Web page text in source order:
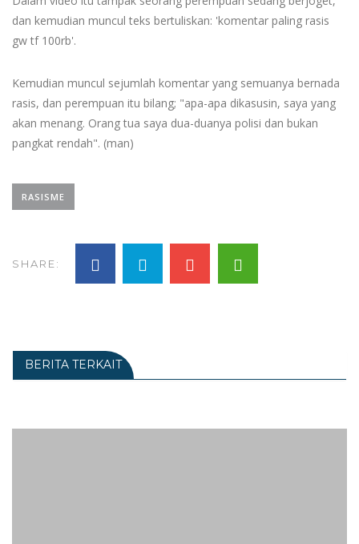
dan kemudian muncul teks bertuliskan: 'komentar paling rasis
gw tf 100rb'.
Kemudian muncul sejumlah komentar yang semuanya bernada
rasis, dan perempuan itu bilang; "apa-apa dikasusin, saya yang
akan menang. Orang tua saya dua-duanya polisi dan bukan
pangkat rendah". (man)
RASISME
SHARE:
BERITA TERKAIT